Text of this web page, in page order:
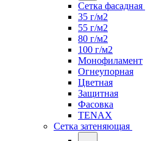
Сетка фасадная
35 г/м2
55 г/м2
80 г/м2
100 г/м2
Монофиламент
Огнеупорная
Цветная
Защитная
Фасовка
TENAX
Сетка затеняющая